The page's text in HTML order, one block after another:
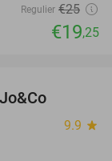
Regulier €25
€19,25
9.9 star